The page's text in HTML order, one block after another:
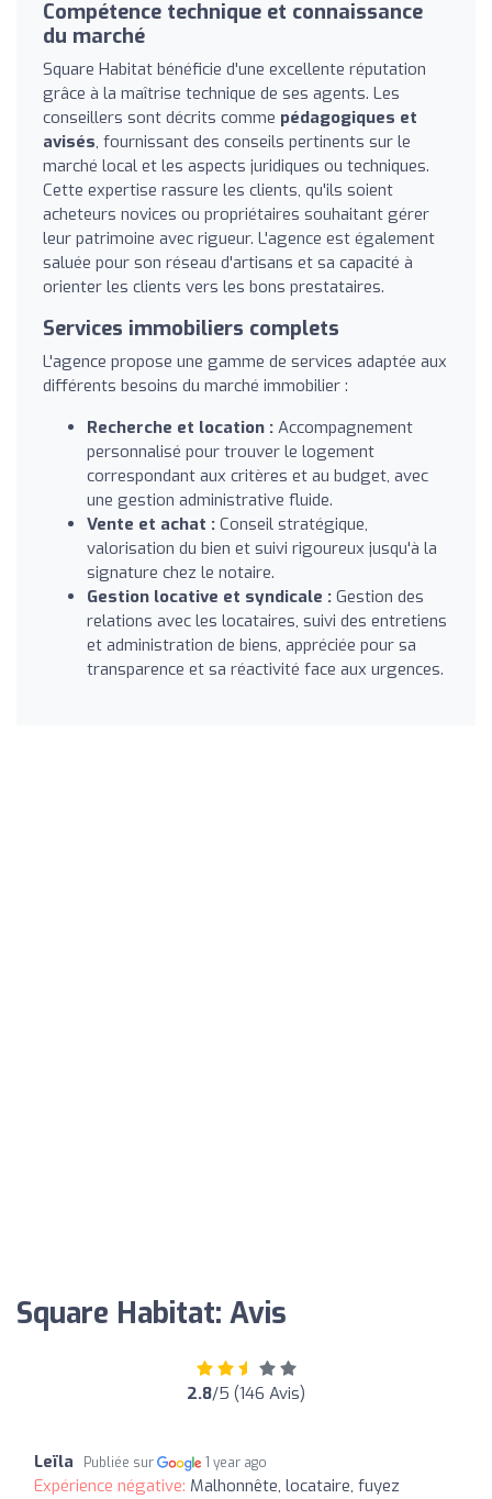
Compétence technique et connaissance
du marché
Square Habitat bénéficie d'une excellente réputation
grâce à la maîtrise technique de ses agents. Les
conseillers sont décrits comme pédagogiques et
avisés, fournissant des conseils pertinents sur le
marché local et les aspects juridiques ou techniques.
Cette expertise rassure les clients, qu'ils soient
acheteurs novices ou propriétaires souhaitant gérer
leur patrimoine avec rigueur. L'agence est également
saluée pour son réseau d'artisans et sa capacité à
orienter les clients vers les bons prestataires.
Services immobiliers complets
L'agence propose une gamme de services adaptée aux
différents besoins du marché immobilier :
Recherche et location : Accompagnement
personnalisé pour trouver le logement
correspondant aux critères et au budget, avec
une gestion administrative fluide.
Vente et achat : Conseil stratégique,
valorisation du bien et suivi rigoureux jusqu'à la
signature chez le notaire.
Gestion locative et syndicale : Gestion des
relations avec les locataires, suivi des entretiens
et administration de biens, appréciée pour sa
transparence et sa réactivité face aux urgences.
Square Habitat: Avis
2.8/5 (146 Avis)
Leïla Publiée sur 1 year ago
Expérience négative: Malhonnête, locataire, fuyez